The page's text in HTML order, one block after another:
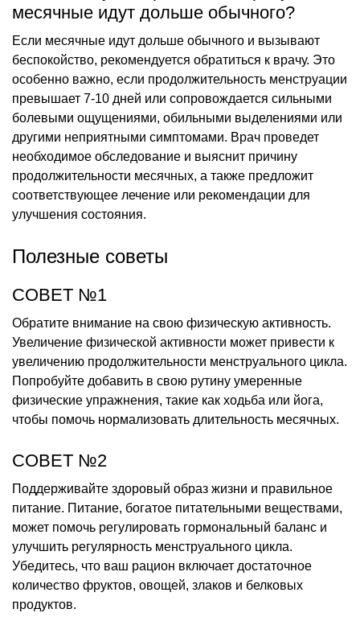
месячные идут дольше обычного?
Если месячные идут дольше обычного и вызывают
беспокойство, рекомендуется обратиться к врачу. Это
особенно важно, если продолжительность менструации
превышает 7-10 дней или сопровождается сильными
болевыми ощущениями, обильными выделениями или
другими неприятными симптомами. Врач проведет
необходимое обследование и выяснит причину
продолжительности месячных, а также предложит
соответствующее лечение или рекомендации для
улучшения состояния.
Полезные советы
СОВЕТ №1
Обратите внимание на свою физическую активность.
Увеличение физической активности может привести к
увеличению продолжительности менструального цикла.
Попробуйте добавить в свою рутину умеренные
физические упражнения, такие как ходьба или йога,
чтобы помочь нормализовать длительность месячных.
СОВЕТ №2
Поддерживайте здоровый образ жизни и правильное
питание. Питание, богатое питательными веществами,
может помочь регулировать гормональный баланс и
улучшить регулярность менструального цикла.
Убедитесь, что ваш рацион включает достаточное
количество фруктов, овощей, злаков и белковых
продуктов.